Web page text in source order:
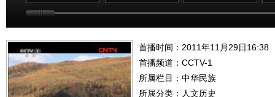
首播时间：2011年11月29日16:38
首播频道： CCTV-1
所属栏目： 中华民族
所属分类：人文历史